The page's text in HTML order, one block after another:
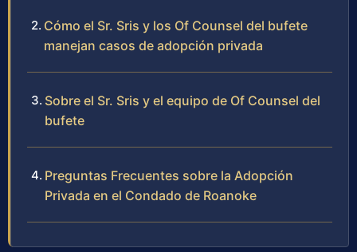
Cómo el Sr. Sris y los Of Counsel del bufete
manejan casos de adopción privada
Sobre el Sr. Sris y el equipo de Of Counsel del
bufete
Preguntas Frecuentes sobre la Adopción
Privada en el Condado de Roanoke